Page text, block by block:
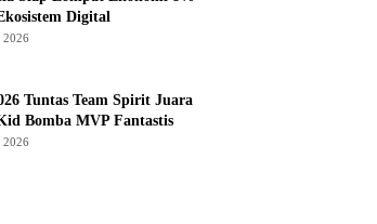
Digital
2026
Tuntas Team Spirit Juara
Bomba MVP Fantastis
2026